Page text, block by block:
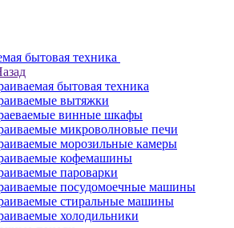
бытовая техника
бытовая техника
вытяжки
винные шкафы
микроволновые печи
морозильные камеры
кофемашины
пароварки
посудомоечные машины
стиральные машины
холодильники